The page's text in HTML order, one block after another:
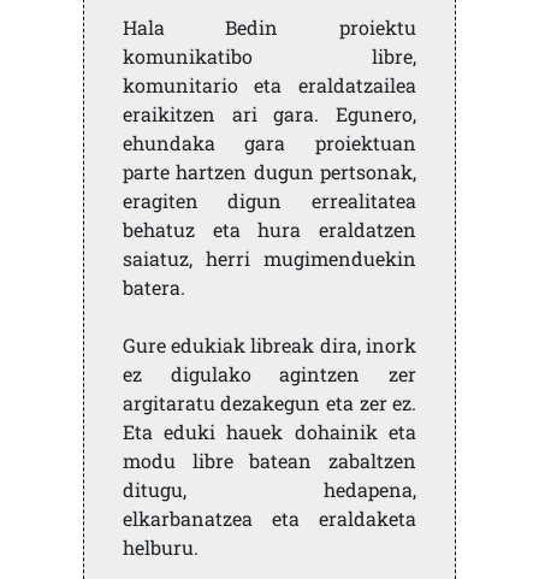
Hala Bedin proiektu
komunikatibo libre,
komunitario eta eraldatzailea
eraikitzen ari gara. Egunero,
ehundaka gara proiektuan
parte hartzen dugun pertsonak,
eragiten digun errealitatea
behatuz eta hura eraldatzen
saiatuz, herri mugimenduekin
batera.
Gure edukiak libreak dira, inork
ez digulako agintzen zer
argitaratu dezakegun eta zer ez.
Eta eduki hauek dohainik eta
modu libre batean zabaltzen
ditugu, hedapena,
elkarbanatzea eta eraldaketa
helburu.